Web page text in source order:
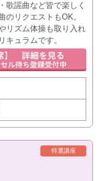
歌謡曲など皆で楽しく
のリクエストもOK。
リズム体操も取り入れ
キュラムです。
特選講座